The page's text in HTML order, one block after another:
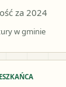
za 2024
w gminie